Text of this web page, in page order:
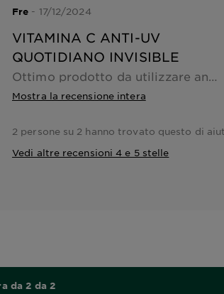
Fre - 17/12/2024
VITAMINA C ANTI-UV
QUOTIDIANO INVISIBLE
Ottimo prodotto da utilizzare anche in inverno, la pelle la trovo illuminata e idratata per tutta la giornata
Mostra la recensione intera
2 persone su 2 hanno trovato questo di
Vedi altre recensioni 4 e 5 stelle
da 2 da 2